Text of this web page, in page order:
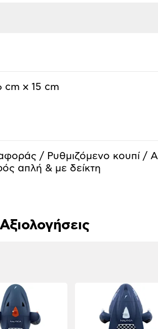
cm x 15 cm
/ Ρυθμιζόμενο κουπί /
απλή & με δείκτη
Αξιολογήσεις